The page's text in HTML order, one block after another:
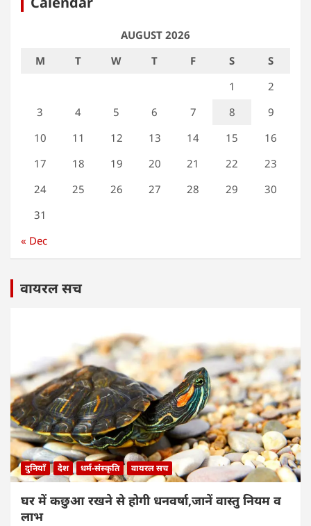
AUGUST 2026
M
T W T F S
S
1
2
3
4 5 6 7 8
9
10
11 12 13 14 15
16
17
18 19 20 21 22
23
24
25 26 27 28 29
30
31
« Dec
वायरल सच
दुनियाँ देश धर्म-संस्कृति वायरल सच
घर में कछुआ रखने से होगी धनवर्षा,जानें वास्तु नियम व
लाभ